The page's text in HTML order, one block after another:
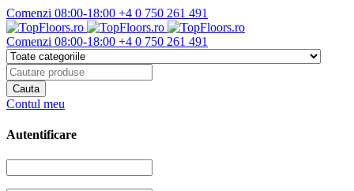
Comenzi 08:00-18:00 +4 0 750 261 491
Comenzi 08:00-18:00 +4 0 750 261 491
Contul meu
Autentificare